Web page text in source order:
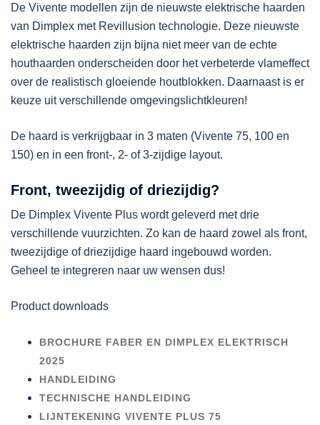
De Vivente modellen zijn de nieuwste elektrische haarden
van Dimplex met Revillusion technologie. Deze nieuwste
elektrische haarden zijn bijna niet meer van de echte
houthaarden onderscheiden door het verbeterde vlameffect
over de realistisch gloeiende houtblokken. Daarnaast is er
keuze uit verschillende omgevingslichtkleuren!
De haard is verkrijgbaar in 3 maten (Vivente 75, 100 en
150) en in een front-, 2- of 3-zijdige layout.
Front, tweezijdig of driezijdig?
De Dimplex Vivente Plus wordt geleverd met drie
verschillende vuurzichten. Zo kan de haard zowel als front,
tweezijdige of driezijdige haard ingebouwd worden.
Geheel te integreren naar uw wensen dus!
Product downloads
BROCHURE FABER EN DIMPLEX ELEKTRISCH
2025
HANDLEIDING
TECHNISCHE HANDLEIDING
LIJNTEKENING VIVENTE PLUS 75